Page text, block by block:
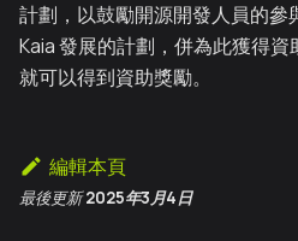
計劃，以鼓勵開源開發人員的參
Kaia 發展的計劃，併為此獲得
就可以得到資助獎勵。
編輯本頁
最後更新 2025年3月4日